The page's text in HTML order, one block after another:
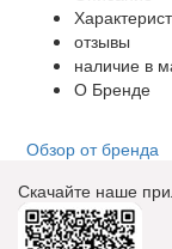
отзывы
наличие в
О Бренде
Обзор от бренда
Скачайте наше